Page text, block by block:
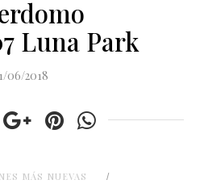
Luna Park
06/2018
MÁS NUEVAS